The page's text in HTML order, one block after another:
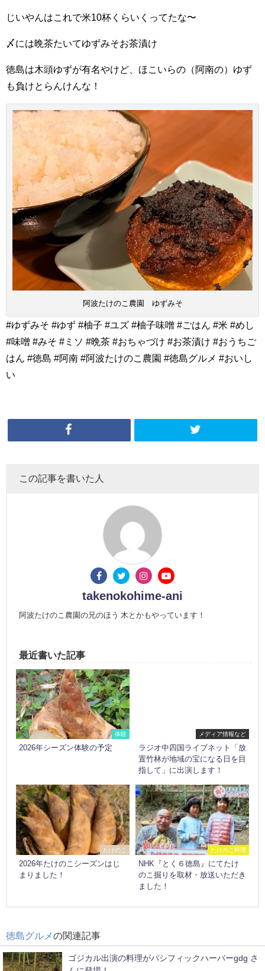
じいやんはこれで米10杯くらいくってたな〜
〆には晩茶たいてゆずみそお茶漬け
徳島は木頭ゆずが有名やけど、ほこいらの（阿南の）ゆず
も負けとらんけんな！
阿波たけのこ農園 ゆずみそ
#ゆずみそ #ゆず #柚子 #ユズ #柚子味噌 #ごはん #米 #めし
#味噌 #みそ #ミソ #晩茶 #おちゃづけ #お茶漬け #おうちご
はん #徳島 #阿南 #阿波たけのこ農園 #徳島グルメ #おいし
い
この記事を書いた人
takenokohime-ani
阿波たけのこ農園の兄のほう 木とかもやっています！
最近書いた記事
体験
2026年シーズン体験の予定
メディア情報など
ラジオ中四国ライブネット「放
置竹林が地域の宝になる日を目
指して」に出演します！
たけのこ
2026年たけのこシーズンはじ
まりました！
たけのこ料理
NHK『とく６徳島』にてたけ
のこ掘りを取材・放送いただき
ました！
徳島グルメの関連記事
ゴジカル出演の料理がパシフィックハーバーgdg さ